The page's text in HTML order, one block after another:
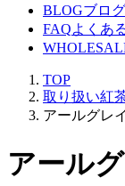
BLOGブログ
FAQよくあ
TOP
取り扱い紅
アールグレ
アール